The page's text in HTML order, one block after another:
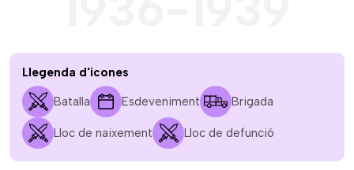
Llegenda d'icones
Batalla Esdeveniment Brigada
Lloc de naixement Lloc de defunció